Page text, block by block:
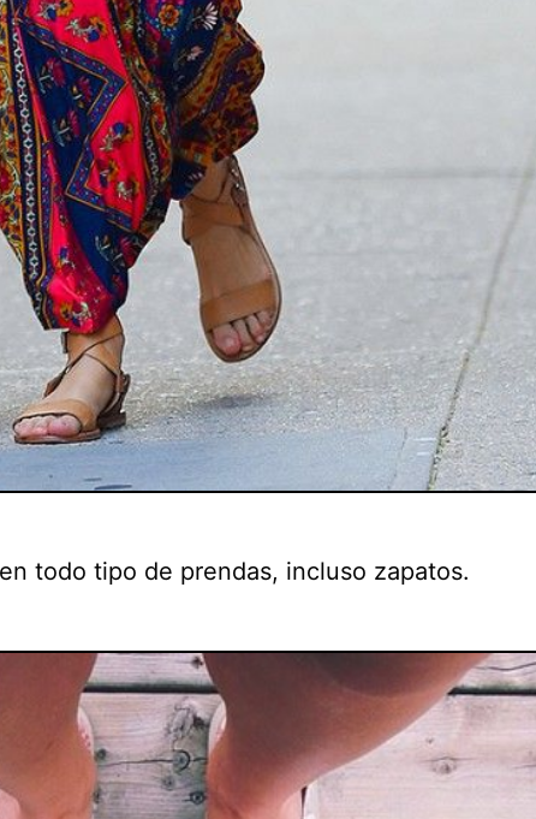
todo tipo de prendas, incluso zapatos.